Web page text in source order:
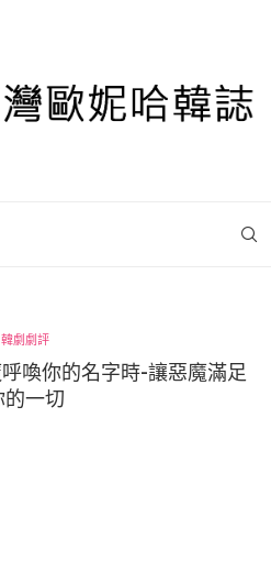
韓劇劇評
喚你的名字時-讓惡魔滿足
的一切